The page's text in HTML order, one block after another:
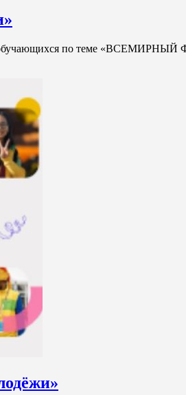
по теме